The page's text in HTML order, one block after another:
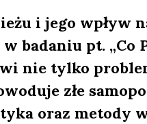
i jego wpływ
badaniu pt. „Co
nie tylko
złe
oraz metody